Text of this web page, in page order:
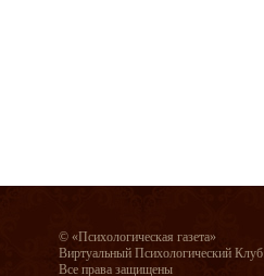
© «Психологическая газета»
Виртуальный Психологический Клуб
Все права защищены